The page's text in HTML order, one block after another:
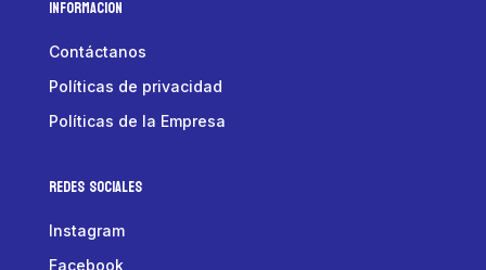
Informacion
Contáctanos
Políticas de privacidad
Políticas de la Empresa
Redes Sociales
Instagram
Facebook